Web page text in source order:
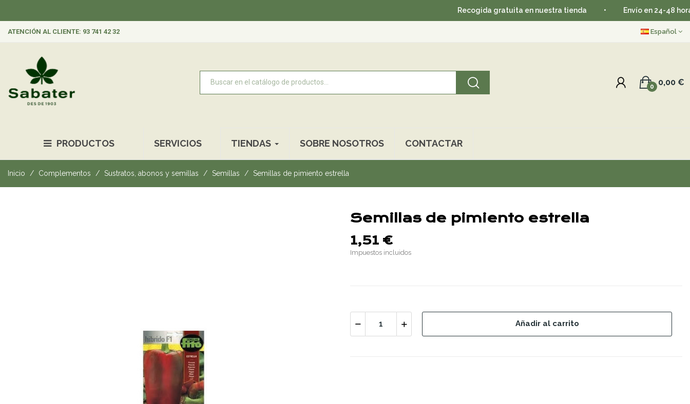
Recogida gratuita en nuestra tienda • Envío en 24-48 horas •
ATENCIÓN AL CLIENTE: 93 741 42 32 Español
0,00 €
0
PRODUCTOS SERVICIOS TIENDAS SOBRE NOSOTROS CONTACTAR
Inicio Complementos Sustratos, abonos y semillas Semillas Semillas de pimiento estrella
Semillas de pimiento estrella
1,51 €
Impuestos incluidos
Añadir al carrito